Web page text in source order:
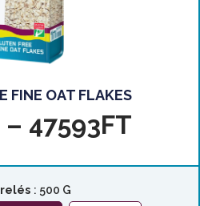
FINE OAT FLAKES
– 47593FT
: 500 G